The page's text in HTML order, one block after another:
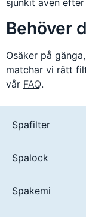
sjunkit även
Behöver
Osäker på
matchar vi rätt
vår FAQ.
Spafilter
Spalock
Spakemi